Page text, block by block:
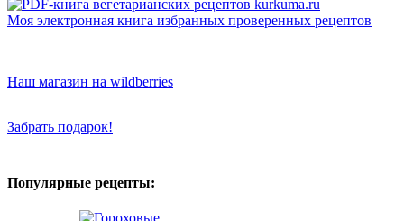
Моя электронная книга избранных проверенных рецептов
Наш магазин на wildberries
Забрать подарок!
Популярные рецепты: